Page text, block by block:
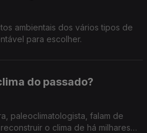
ambientais dos vários tipos de
para escolher.
do passado?
paleoclimatologista, falam de
o clima de há milhares